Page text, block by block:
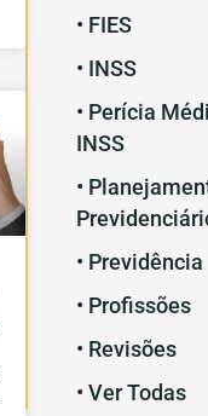
• FIES
• INSS
• Perícia
INSS
•
• Previdência
• Profissões
• Revisões
• Ver Todas